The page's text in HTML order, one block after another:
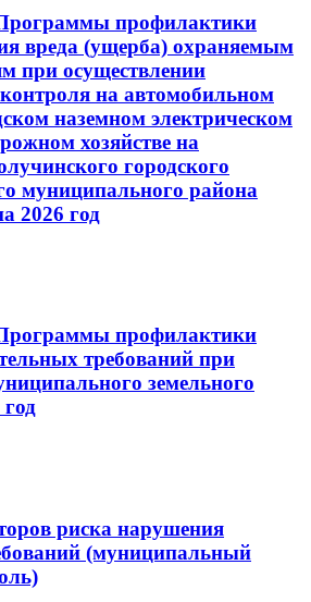
профилактики
вреда (ущерба) охраняемым
при осуществлении
на автомобильном
наземном электрическом
хозяйстве на
городского
муниципального района
2026 год
профилактики
требований при
земельного
риска нарушения
(муниципальный